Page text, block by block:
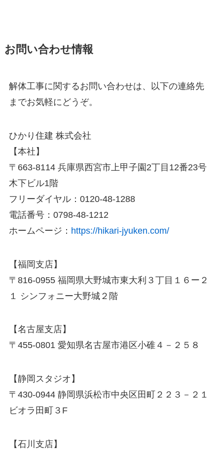
お問い合わせ情報
解体工事に関するお問い合わせは、以下の連絡先
までお気軽にどうぞ。
ひかり住建 株式会社
【本社】
〒663-8114 兵庫県西宮市上甲子園2丁目12番23号
木下ビル1階
フリーダイヤル：0120-48-1288
電話番号：0798-48-1212
ホームページ： https://hikari-jyuken.com/
【福岡支店】
〒816-0955 福岡県大野城市東大利３丁目１６ー２
１ シンフォニー大野城２階
【名古屋支店】
〒455-0801 愛知県名古屋市港区小碓４－２５８
【静岡スタジオ】
〒430-0944 静岡県浜松市中央区田町２２３－２１
ビオラ田町３F
【石川支店】